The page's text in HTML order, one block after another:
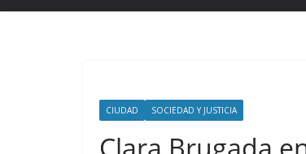
CIUDAD SOCIEDAD Y JUSTICIA